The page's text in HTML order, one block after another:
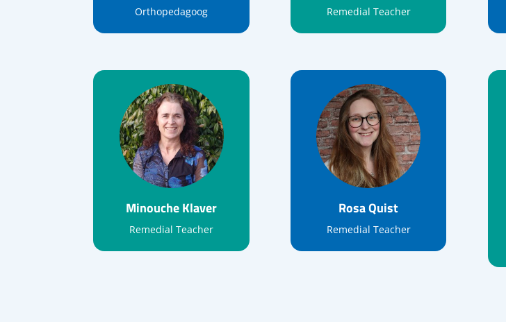
Orthopedagoog Remedial Teacher
Minouche Klaver
Remedial Teacher
Rosa Quist
Remedial Teacher